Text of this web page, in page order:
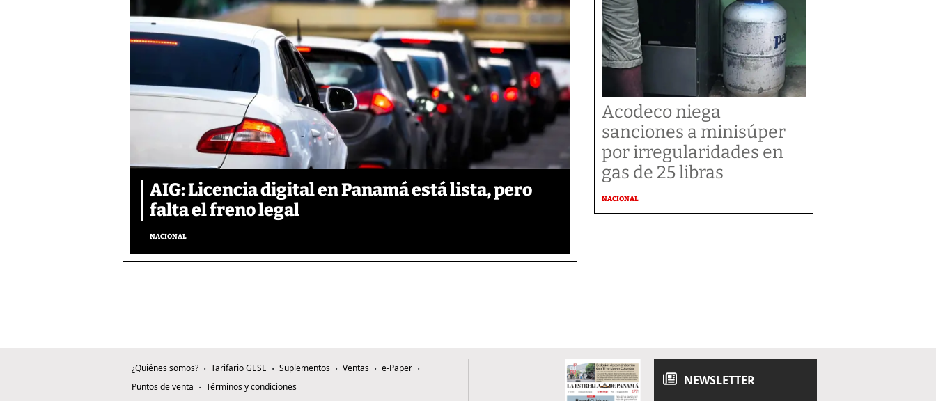
AIG: Licencia digital en Panamá está lista, pero
falta el freno legal
NACIONAL
Acodeco niega
sanciones a minisúper
por irregularidades en
gas de 25 libras
NACIONAL
¿Quiénes somos? Tarifario GESE Suplementos Ventas
e-Paper
Puntos de venta
Términos y condiciones NEWSLETTER